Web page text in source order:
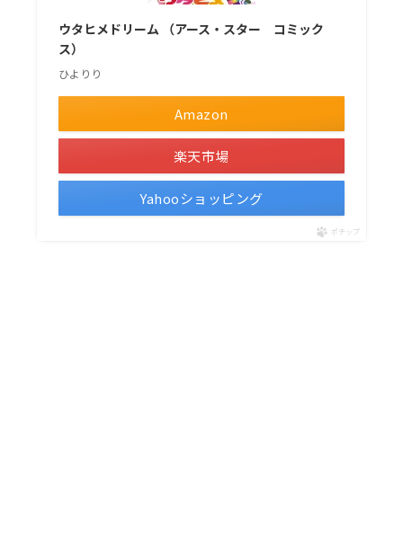
ウタヒメドリーム （アース・スター コミック
ス）
ひよりり
Amazon
楽天市場
Yahooショッピング
ポチップ